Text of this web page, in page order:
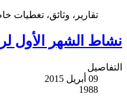
تقارير، وثائق، تغطيات
نشاط الشهر الأول
التفاصيل
09 أبريل 2015
1988